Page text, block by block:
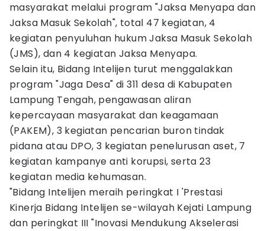
masyarakat melalui program "Jaksa Menyapa dan
Jaksa Masuk Sekolah", total 47 kegiatan, 4
kegiatan penyuluhan hukum Jaksa Masuk Sekolah
(JMS), dan 4 kegiatan Jaksa Menyapa.
Selain itu, Bidang Intelijen turut menggalakkan
program "Jaga Desa" di 311 desa di Kabupaten
Lampung Tengah, pengawasan aliran
kepercayaan masyarakat dan keagamaan
(PAKEM), 3 kegiatan pencarian buron tindak
pidana atau DPO, 3 kegiatan penelurusan aset, 7
kegiatan kampanye anti korupsi, serta 23
kegiatan media kehumasan.
"Bidang Intelijen meraih peringkat I 'Prestasi
Kinerja Bidang Intelijen se-wilayah Kejati Lampung
dan peringkat III "Inovasi Mendukung Akselerasi